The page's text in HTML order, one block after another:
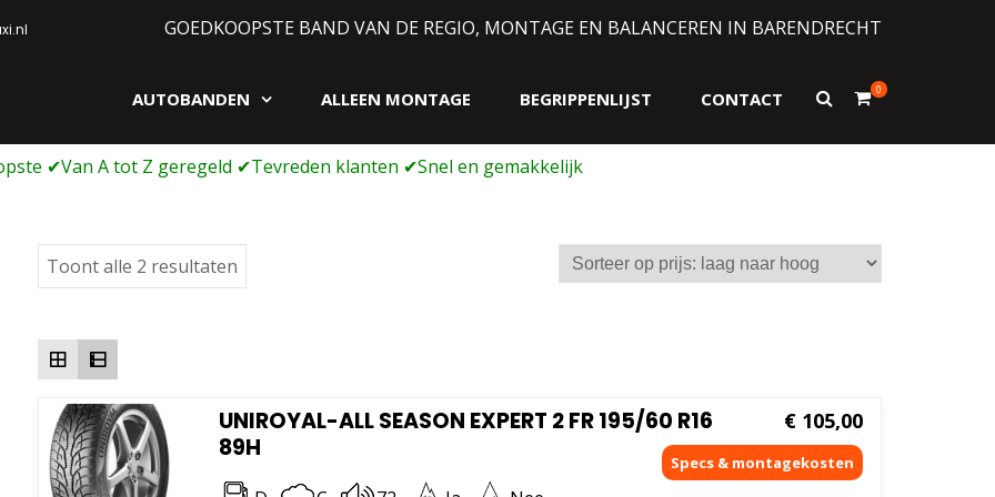
GOEDKOOPSTE BAND VAN DE REGIO, MONTAGE EN BALANCEREN IN BARENDRECHT
AUTOBANDEN ALLEEN MONTAGE BEGRIPPENLIJST CONTACT
Toon
0
Toont alle 2 resultaten
op
UNIROYAL-ALL SEASON EXPERT 2 FR 195/60 R16
89H
€ 105,00